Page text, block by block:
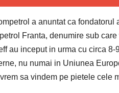
a anuntat ca fondatorul
Franta, denumire sub
au inceput in urma cu circa
nu numai in Uniunea
sa vindem pe pietele cele